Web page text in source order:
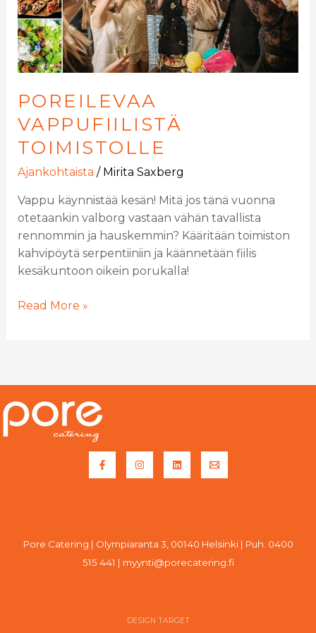
POREILEVAA
VAPPUFIILISTÄ
TOIMISTOLLE
Ajankohtaista / Mirita Saxberg
Vappu käynnistää kesän! Mitä jos tänä vuonna
otetaankin valborg vastaan vähän tavallista
rennommin ja hauskemmin? Kääritään toimiston
kahvipöytä serpentiiniin ja käännetään fiilis
kesäkuntoon oikein porukalla!
Read More »
Pore Catering | Olympiaranta 3, 00140 Helsinki | Puh. 0400
515 441 | myynti@porecatering.fi
DESIGN TARGET